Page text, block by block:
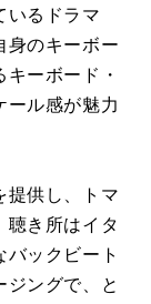
いるドラマ
身のキーボー
ーボード・
ール感が魅力
提供し、トマ
聴き所はイタ
バックビート
ジングで、と